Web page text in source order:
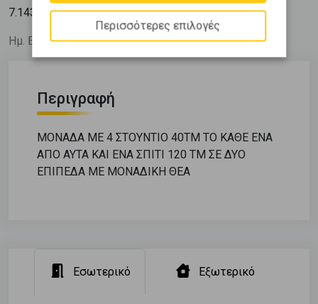
7.143 € / m2
Ημ. Ενημέρωσης: 12/02/26
Περιγραφή
ΜΟΝΑΔΑ ΜΕ 4 ΣΤΟΥΝΤΙΟ 40ΤΜ ΤΟ ΚΑΘΕ ΕΝΑ
ΑΠΟ ΑΥΤΑ ΚΑΙ ΕΝΑ ΣΠΙΤΙ 120 ΤΜ ΣΕ ΔΥΟ
ΕΠΙΠΕΔΑ ΜΕ ΜΟΝΑΔΙΚΗ ΘΕΑ
Εσωτερικό Εξωτερικό
Περισσότερες επιλογές